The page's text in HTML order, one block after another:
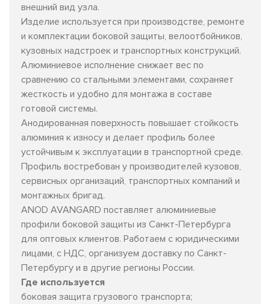
внешний вид узла.
Изделие используется при производстве, ремонте
и комплектации боковой защиты, велоотбойников,
кузовных надстроек и транспортных конструкций.
Алюминиевое исполнение снижает вес по
сравнению со стальными элементами, сохраняет
жесткость и удобно для монтажа в составе
готовой системы.
Анодированная поверхность повышает стойкость
алюминия к износу и делает профиль более
устойчивым к эксплуатации в транспортной среде.
Профиль востребован у производителей кузовов,
сервисных организаций, транспортных компаний и
монтажных бригад.
ANOD AVANGARD поставляет алюминиевые
профили боковой защиты из Санкт-Петербурга
для оптовых клиентов. Работаем с юридическими
лицами, с НДС, организуем доставку по Санкт-
Петербургу и в другие регионы России.
Где используется
боковая защита грузового транспорта;